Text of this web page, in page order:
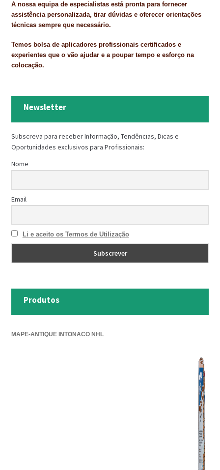
A nossa equipa de especialistas está pronta para fornecer
assistência personalizada, tirar dúvidas e oferecer orientações
técnicas sempre que necessário.
Temos bolsa de aplicadores profissionais certificados e
experientes que o vão ajudar e a poupar tempo e esforço na
colocação.
Newsletter
Subscreva para receber Informação, Tendências, Dicas e
Oportunidades exclusivos para Profissionais:
Nome
Email
Li e aceito os Termos de Utilização
Produtos
MAPE-ANTIQUE INTONACO NHL